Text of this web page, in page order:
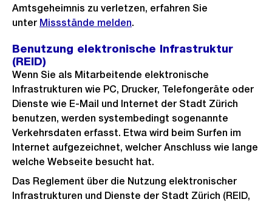
Amtsgeheimnis zu verletzen, erfahren Sie
unter Missstände melden.
Benutzung elektronische Infrastruktur
(REID)
Wenn Sie als Mitarbeitende elektronische
Infrastrukturen wie PC, Drucker, Telefongeräte oder
Dienste wie E-Mail und Internet der Stadt Zürich
benutzen, werden systembedingt sogenannte
Verkehrsdaten erfasst. Etwa wird beim Surfen im
Internet aufgezeichnet, welcher Anschluss wie lange
welche Webseite besucht hat.
Das Reglement über die Nutzung elektronischer
Infrastrukturen und Dienste der Stadt Zürich (REID,